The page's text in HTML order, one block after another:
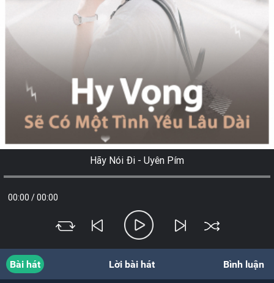
Hãy Nói Đi - Uyên Pím
00:00 /00:00
Bài hát Lời bài hát Bình luận